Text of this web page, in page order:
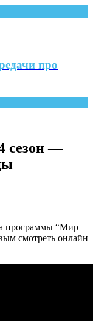
про
сезон —
программы “Мир
смотреть онлайн